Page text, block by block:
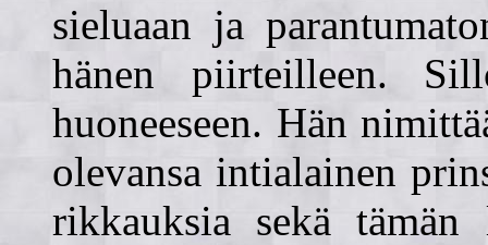
sieluaan ja
hänen piirteilleen.
huoneeseen. Hän
olevansa intialainen
rikkauksia sekä